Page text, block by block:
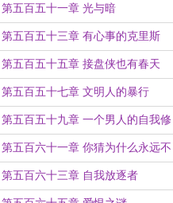
第五百五十一章 光与暗
第五百五十三章 有心事的克里斯
第五百五十五章 接盘侠也有春天
第五百五十七章 文明人的暴行
第五百五十九章 一个男人的自我修
养
第五百六十一章 你猜为什么永远不
第五百六十三章 自我放逐者